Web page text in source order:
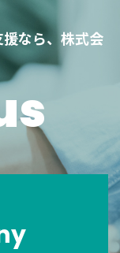
なら、株式会